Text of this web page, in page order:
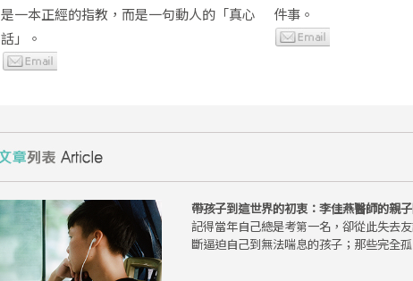
是一本正經的指教，而是一句動人的「真心
話」。
件事。
帶孩子到這世界的初衷：李佳燕醫師的親
記得當年自己總是考第一名，卻從此失去
斷逼迫自己到無法喘息的孩子；那些完全